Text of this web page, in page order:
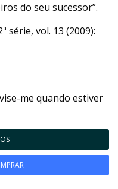
do seu sucessor”.
série, vol. 13 (2009):
me quando estiver